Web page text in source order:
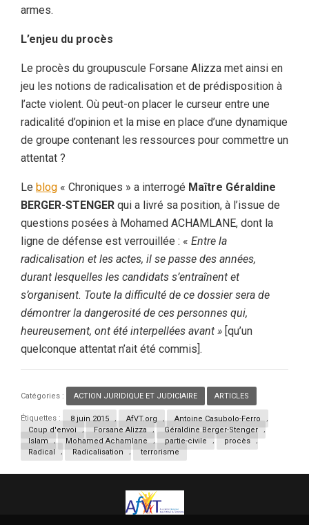
armes.
L’enjeu du procès
Le procès du groupuscule Forsane Alizza met ainsi en
jeu les notions de radicalisation et de prédisposition à
l’acte violent. Où peut-on placer le curseur entre une
radicalité d’opinion et la mise en place d’une dynamique
de groupe contenant les ressources pour commettre un
attentat ?
Le blog « Chroniques » a interrogé Maître Géraldine
BERGER-STENGER qui a livré sa position, à l’issue de
questions posées à Mohamed ACHAMLANE, dont la
ligne de défense est verrouillée : « Entre la
radicalisation et les actes, il se passe des années,
durant lesquelles les candidats s’entraînent et
s’organisent. Toute la difficulté de ce dossier sera de
démontrer la dangerosité de ces personnes qui,
heureusement, ont été interpellées avant » [qu’un
quelconque attentat n’ait été commis].
Catégories : ACTION JURIDIQUE ET JUDICIAIRE ARTICLES
Étiquettes : 8 juin 2015 , AfVT.org , Antoine Casubolo-Ferro
,
Coup d'envoi
, Forsane Alizza , Géraldine Berger-Stenger
,
Islam
, Mohamed Achamlane , partie-civile , procès
,
Radical
, Radicalisation , terrorisme